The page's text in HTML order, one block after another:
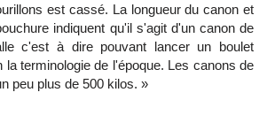
est cassé. La longueur du canon et
indiquent qu'il s'agit d'un canon de
c'est à dire pouvant lancer un boulet
la terminologie de l'époque. Les canons de
peu plus de 500 kilos. »